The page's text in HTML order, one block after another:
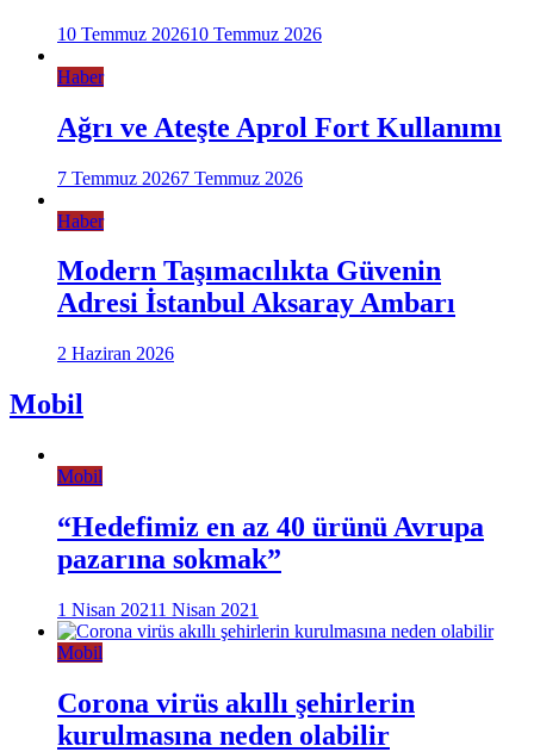
10 Temmuz 202610 Temmuz 2026
Haber
Ağrı ve Ateşte Aprol Fort Kullanımı
7 Temmuz 20267 Temmuz 2026
Haber
Modern Taşımacılıkta Güvenin
Adresi İstanbul Aksaray Ambarı
2 Haziran 2026
Mobil
Mobil
“Hedefimiz en az 40 ürünü Avrupa
pazarına sokmak”
1 Nisan 20211 Nisan 2021
Mobil
Corona virüs akıllı şehirlerin
kurulmasına neden olabilir